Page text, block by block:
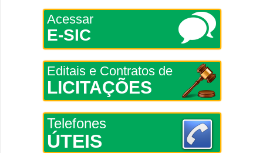
Acessar
E-SIC
Editais e Contratos de
LICITAÇÕES
Telefones
ÚTEIS